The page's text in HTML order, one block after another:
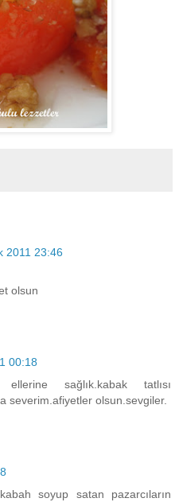
2011 23:46
olsun
00:18
sağlık.kabak tatlısı
severim.afiyetler olsun.sevgiler.
soyup satan pazarcıların